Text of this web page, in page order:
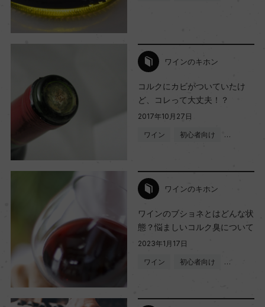
ワインのキホン
コルクにカビがついていたけ
ど、コレって大丈夫！？
2017年10月27日
ワイン 初心者向け …
ワインのキホン
ワインのブショネとはどんな状
態？悩ましいコルク臭について
2023年1月17日
ワイン 初心者向け …